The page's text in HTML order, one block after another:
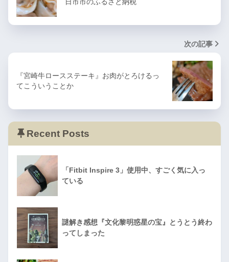
次の記事
『宮崎牛ロースステーキ』お肉がとろけるっ
てこういうことか
Recent Posts
「Fitbit Inspire 3」使用中、すごく気に入っ
ている
謎解き感想『文化黎明惑星の宝』とうとう終わ
ってしまった